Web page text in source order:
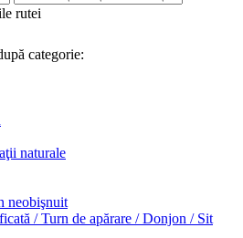
rutei
categorie:
naturale
neobişnuit
/ Turn de apărare / Donjon / Sit